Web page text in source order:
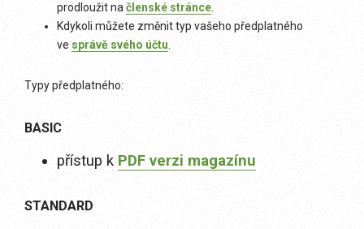
prodloužit na členské stránce
Kdykoli můžete změnit typ vašeho předplatného
ve správě svého účtu
Typy předplatného:
BASIC
přístup k PDF verzi magazínu
STANDARD